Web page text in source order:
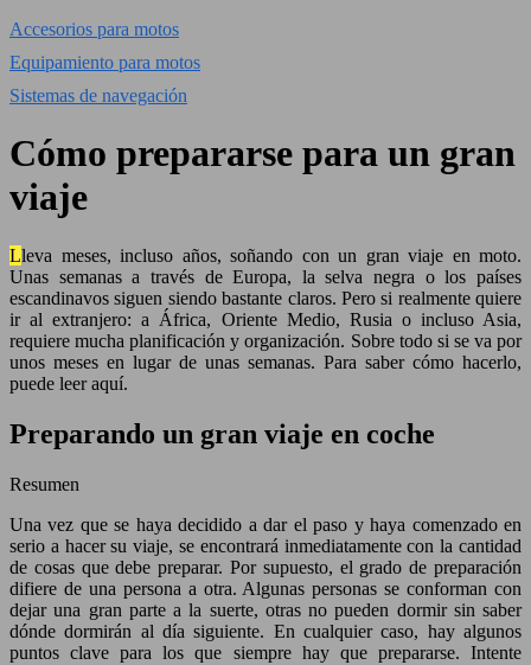
Accesorios para motos
Equipamiento para motos
Sistemas de navegación
Cómo prepararse para un gran
viaje
Lleva meses, incluso años, soñando con un gran viaje en moto.
Unas semanas a través de Europa, la selva negra o los países
escandinavos siguen siendo bastante claros. Pero si realmente quiere
ir al extranjero: a África, Oriente Medio, Rusia o incluso Asia,
requiere mucha planificación y organización. Sobre todo si se va por
unos meses en lugar de unas semanas. Para saber cómo hacerlo,
puede leer aquí.
Preparando un gran viaje en coche
Resumen
Una vez que se haya decidido a dar el paso y haya comenzado en
serio a hacer su viaje, se encontrará inmediatamente con la cantidad
de cosas que debe preparar. Por supuesto, el grado de preparación
difiere de una persona a otra. Algunas personas se conforman con
dejar una gran parte a la suerte, otras no pueden dormir sin saber
dónde dormirán al día siguiente. En cualquier caso, hay algunos
puntos clave para los que siempre hay que prepararse. Intente